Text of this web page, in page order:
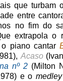
que turbam
entre
no fim do
extrapola o
piano cantar
Acaso
nº 2 (Milton
e o medley